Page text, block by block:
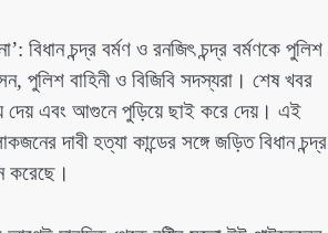
বিধান চন্দ্র বর্মণ ও রনজিৎ চন্দ্র বর্মণকে পুলিশ
পুলিশ বাহিনী ও বিজিবি সদস্যরা। শেষ খবর
দেয় এবং আগুনে পুড়িয়ে ছাই করে দেয়। এই
দাবী হত্যা কান্ডের সঙ্গে জড়িত বিধান চন্দ্র
করেছে।